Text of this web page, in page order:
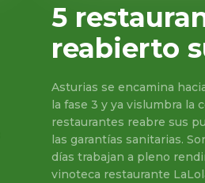
5
reabierto
Asturias se encamina
la fase 3 y ya vislumbra la
restaurantes reabre sus
las garantías sanitarias.
días trabajan a pleno rendimiento. Había muchas ganas de
vinoteca restaurante